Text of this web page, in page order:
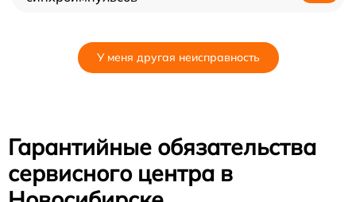
У меня другая неисправность
Гарантийные обязательства
сервисного центра в